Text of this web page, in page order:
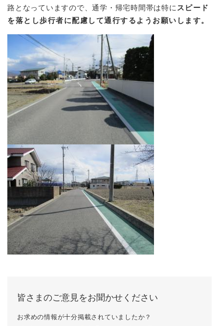
路となっていますので、通学・帰宅時間帯は特に スピード
を落とし歩行者に配慮して通行するようお願いします。
皆さまのご意見をお聞かせください
お求めの情報が十分掲載されていましたか？